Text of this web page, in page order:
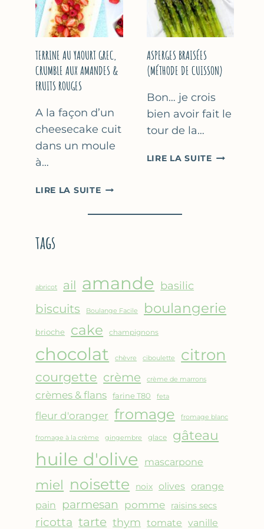
YAOURT
GREC
TERRINE AU YAOURT GREC,
CRUMBLE AUX AMANDES &
FRUITS ROUGES
A la façon d’un
cheesecake cuit
dans un moule
à…
LIRE LA SUITETERRINE
YAOURT
&
ROUGES
ASPERGES BRAISÉES
(MÉTHODE DE CUISSON)
Bon… je crois
bien avoir fait le
tour de la…
LIRE LA SUITEASPERGES
tags
abricot ail amande basilic
biscuits Boulange Facile boulangerie
brioche cake champignons
chocolat chèvre ciboulette citron
courgette crème crème de marrons
crèmes & flans farine T80 feta
fleur d'oranger fromage fromage blanc
fromage à la crème gingembre glace gâteau
huile d'olive mascarpone
miel noisette noix olives orange
pain
parmesan pomme raisins secs
ricotta tarte thym tomate vanille